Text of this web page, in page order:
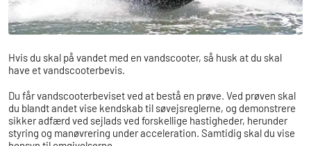
Hvis du skal på vandet med en vandscooter, så husk at du skal
have et vandscooterbevis.
Du får vandscooterbeviset ved at bestå en prøve. Ved prøven skal
du blandt andet vise kendskab til søvejsreglerne, og demonstrere
sikker adfærd ved sejlads ved forskellige hastigheder, herunder
styring og manøvrering under acceleration. Samtidig skal du vise